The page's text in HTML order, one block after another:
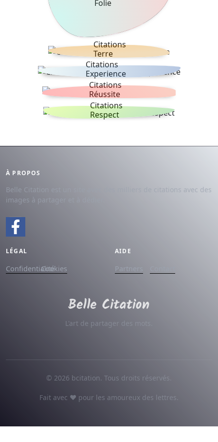
Folie
Citations
Terre
Citations
Experience
Citations
Réussite
Citations
Respect
À PROPOS
Belle Citation est un site avec des milliers de citations avec des
images à partager et à dédier.
LÉGAL
ConfidentialitéCookies
AIDE
Partners
L'art de partager des mots.
© 2026 bcitation. Tous droits réservés.
Fait avec ♥ pour les amoureux des lettres.